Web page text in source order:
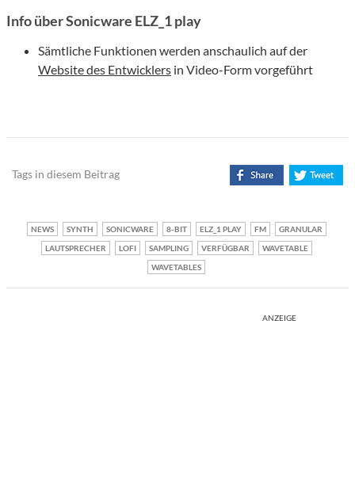
Info über Sonicware ELZ_1 play
Sämtliche Funktionen werden anschaulich auf der
Website des Entwicklers in Video-Form vorgeführt
Tags in diesem Beitrag
NEWS SYNTH SONICWARE 8-BIT ELZ_1 PLAY FM
GRANULAR
LAUTSPRECHER
LOFI SAMPLING VERFÜGBAR
WAVETABLE
WAVETABLES
ANZEIGE